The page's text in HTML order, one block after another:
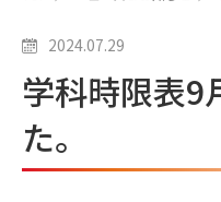
2024.07.29
学科時限表9
た。